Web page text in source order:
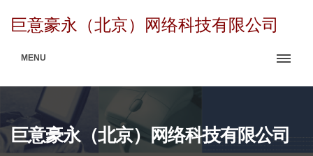
巨意豪永（北京）网络科技有限公司
MENU
巨意豪永（北京）网络科技有限公司